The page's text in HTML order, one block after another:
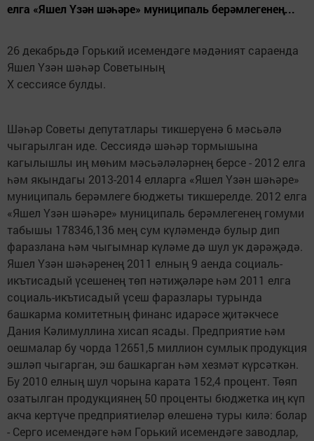
елга «Яшел Үзән шәһәре» муниципаль берәмлегенең...
26 декабрьдә Горький исемендәге мәдәният сараенда
Яшел Үзән шәһәр Советының
Х сессиясе булды.
Шәһәр Советы депутатлары тикшерүенә 6 мәсьәлә
чыгарылган иде. Сессиядә шәһәр тормышына
кагылышлы иң мөһим мәсьәләләрнең берсе - 2012 елга
һәм якындагы 2013-2014 елларга «Яшел Үзән шәһәре»
муниципаль берәмлеге бюджеты тикшерелде. 2012 елга
«Яшел Үзән шәһәре» муниципаль берәмлегенең гомуми
табышы 178346,136 мең сум күләмендә булыр дип
фаразлана һәм чыгымнар күләме дә шул ук дәрәҗәдә.
Яшел Үзән шәһәренең 2011 елның 9 аенда социаль-
икътисадый үсешенең төп нәтиҗәләре һәм 2011 елга
социаль-икътисадый үсеш фаразлары турында
башкарма комитетның финанс идарәсе җитәкчесе
Дания Кәлимуллина хисап ясады. Предприятие һәм
оешмалар бу чорда 12651,5 миллион сумлык продукция
эшләп чыгарган, эш башкарган һәм хезмәт күрсәткән.
Бу 2010 елның шул чорына карата 152,4 процент. Төяп
озатылган продукциянең 50 проценты бюджетка иң күп
акча кертүче предприятиеләр өлешенә туры килә: болар
- Серго исемендәге һәм Горький исемендәге заводлар,